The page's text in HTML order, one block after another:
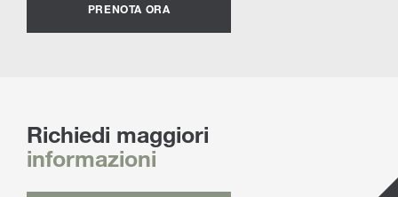
PRENOTA ORA
Richiedi maggiori
informazioni